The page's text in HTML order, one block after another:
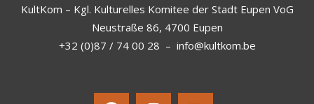
KultKom – Kgl. Kulturelles Komitee der Stadt Eupen VoG
Neustraße 86, 4700 Eupen
+32 (0)87 / 74 00 28 – info@kultkom.be